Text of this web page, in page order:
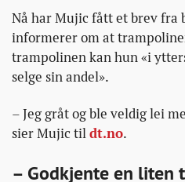
Nå har Mujic fått et brev fra
informerer om at
trampolinen kan hun «i
selge sin andel».
– Jeg gråt og ble veldig lei
sier Mujic tildt.no.
– Godkjente en liten